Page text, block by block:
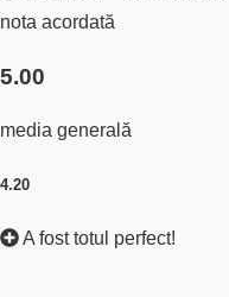
nota acordată
5.00
media generală
4.20
A fost totul perfect!